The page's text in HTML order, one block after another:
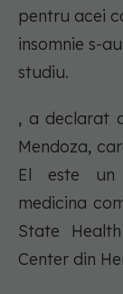
pentru acei
insomnie s-
studiu.
, a declarat
Mendoza,
El este un
medicina
State
Center din